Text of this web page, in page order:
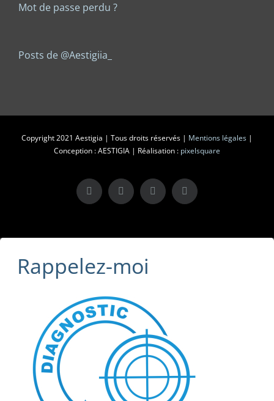
Mot de passe perdu ?
Posts de @Aestigiia_
Copyright 2021 Aestigia | Tous droits réservés | Mentions légales |
Conception : AESTIGIA | Réalisation : pixelsquare
X LinkedInInstagramFacebook
Rappelez-moi